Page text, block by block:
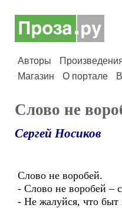
Авторы
Магазин
О портале
Слово не
Сергей Носиков
Слово не воробей.
- Слово не воробей –
- Не жалуйся, что быт